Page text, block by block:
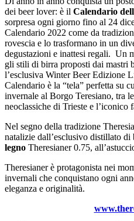
dei beer lover: è il Calendario
sorpresa ogni giorno fino al 24
Calendario 2022 come da
rovescia e lo trasformano in un
degustazioni e inattesi regali. Un
gli stili di birra proposti dai mastri
l’esclusiva Winter Beer Edizione
Calendario è la “tela” perfetta su
invernale al Borgo Teresiano, tra
neoclassiche di Trieste e l’iconico
Nel segno della tradizione
natalizie dall’esclusivo distillato di
legno Theresianer 0.75,
Theresianer è protagonista nei
invernali che conquistano ogni
eleganza e originalità.